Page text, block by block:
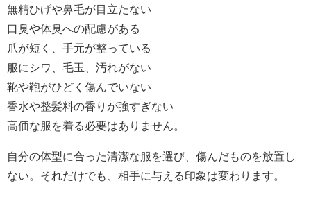
無精ひげや鼻毛が目立たない
口臭や体臭への配慮がある
爪が短く、手元が整っている
服にシワ、毛玉、汚れがない
靴や鞄がひどく傷んでいない
香水や整髪料の香りが強すぎない
高価な服を着る必要はありません。
自分の体型に合った清潔な服を選び、傷んだものを放置し
ない。それだけでも、相手に与える印象は変わります。